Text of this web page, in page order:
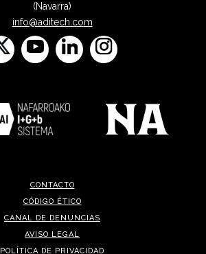
(Navarra)
info@aditech.com
CONTACTO
CÓDIGO ÉTICO
CANAL DE DENUNCIAS
AVISO LEGAL
POLÍTICA DE PRIVACIDAD